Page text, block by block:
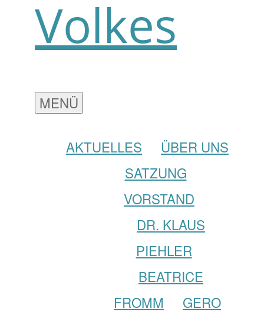
Volkes
MENÜ
AKTUELLES
ÜBER UNS
SATZUNG
VORSTAND
DR. KLAUS
PIEHLER
BEATRICE
FROMM
GERO